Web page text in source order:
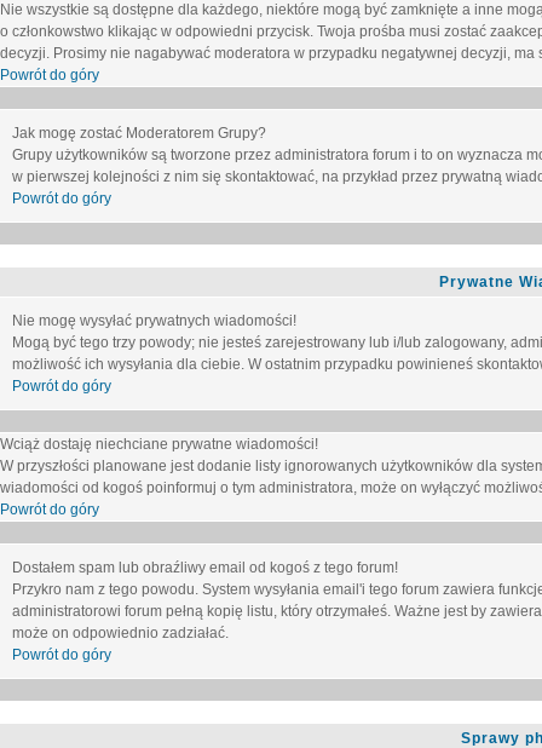
Nie wszystkie są dostępne dla każdego, niektóre mogą być zamknięte a inne
o członkowstwo klikając w odpowiedni przycisk. Twoja prośba musi zostać
decyzji. Prosimy nie nagabywać moderatora w przypadku negatywnej decyzji, ma
Powrót do góry
Jak mogę zostać Moderatorem Grupy?
Grupy użytkowników są tworzone przez administratora forum i to on wyznacza
w pierwszej kolejności z nim się skontaktować, na przykład przez prywatną
Powrót do góry
Prywatne
Nie mogę wysyłać prywatnych wiadomości!
Mogą być tego trzy powody; nie jesteś zarejestrowany lub i/lub zalogowany,
możliwość ich wysyłania dla ciebie. W ostatnim przypadku powinieneś
Powrót do góry
Wciąż dostaję niechciane prywatne wiadomości!
W przyszłości planowane jest dodanie listy ignorowanych użytkowników dla
wiadomości od kogoś poinformuj o tym administratora, może on wyłączyć
Powrót do góry
Dostałem spam lub obraźliwy email od kogoś z tego forum!
Przykro nam z tego powodu. System wysyłania email'i tego forum zawiera
administratorowi forum pełną kopię listu, który otrzymałeś. Ważne jest by
może on odpowiednio zadziałać.
Powrót do góry
Sprawy